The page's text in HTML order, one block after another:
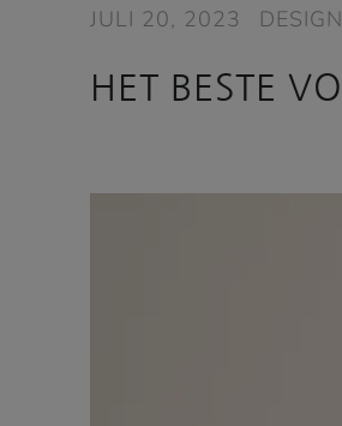
JULI 20, 2023
HET BESTE